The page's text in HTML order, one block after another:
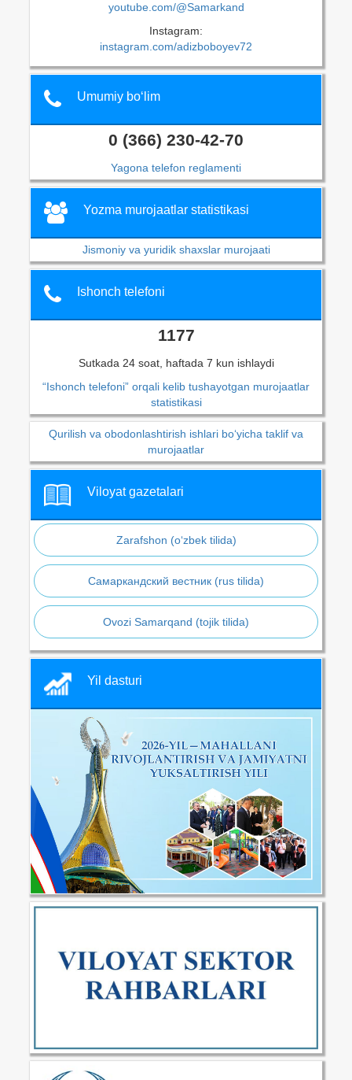
youtube.com/@Samarkand
Instagram:
instagram.com/adizboboyev72
Umumiy bo‘lim
0 (366) 230-42-70
Yagona telefon reglamenti
Yozma murojaatlar statistikasi
Jismoniy va yuridik shaxslar murojaati
Ishonch telefoni
1177
Sutkada 24 soat, haftada 7 kun ishlaydi
“Ishonch telefoni” orqali kelib tushayotgan murojaatlar
statistikasi
Qurilish va obodonlashtirish ishlari bo‘yicha taklif va
murojaatlar
Viloyat gazetalari
Zarafshon (o‘zbek tilida)
Самаркандский вестник (rus tilida)
Ovozi Samarqand (tojik tilida)
Yil dasturi